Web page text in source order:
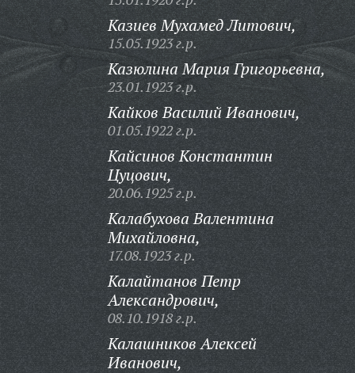
Казиев Мухамед Литович,
15.05.1923 г.р.
Казюлина Мария Григорьевна,
23.01.1923 г.р.
Кайков Василий Иванович,
01.05.1922 г.р.
Кайсинов Константин
Цуцович,
20.06.1925 г.р.
Калабухова Валентина
Михайловна,
17.08.1923 г.р.
Калайтанов Петр
Александрович,
08.10.1918 г.р.
Калашников Алексей
Иванович,